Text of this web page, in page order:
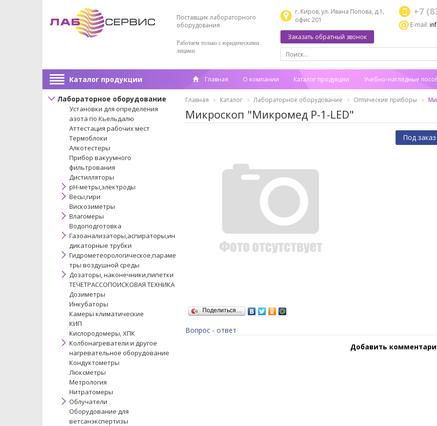
Поставщик лабораторного
оборудования
Работаем только с юридическими
лицами
г. Киров, ул. Ивана Попова, д.1,
офис 201
+7
E-mail:
Заказать обратный звонок
Каталог продукции Главная О компании Каталог продукции Учебно-наглядные
Лабораторное оборудование
Установки для определения
азота по Кьельдалю
Аттестация рабочих мест
Термоблоки
Алкотестеры
Прибор вакуумного
фильтрования
Дистилляторы
pH-метры,электроды
Весы,гири
Вискозиметры
Влагомеры
Водоподготовка
Газоанализаторы,аспираторы,ин
дикаторные трубки
Гидрометеорологическое,параме
тры воздушной среды
Дозаторы, наконечники,пипетки
ТЕЧЕТРАССОПОИСКОВАЯ ТЕХНИКА
Дозиметры
Инкубаторы
Камеры климатические
КИП
Кислородомеры, ХПК
Колбонагреватели и другое
нагревательное оборудование
Кондуктометры
Люксметры
Метрология
Нитратомеры
Облучатели
Оборудование для
ветсанэкспертизы
Главная Каталог Лабораторное оборудование Оптические приборы
Микроскоп "Микромед Р-1-LED"
Поделиться…
Под заказ
Вопрос - ответ
Добавить